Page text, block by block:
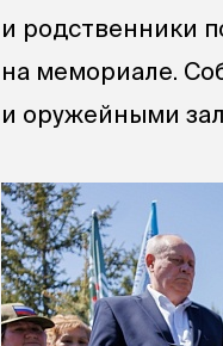
и родственники
на мемориале.
и оружейными